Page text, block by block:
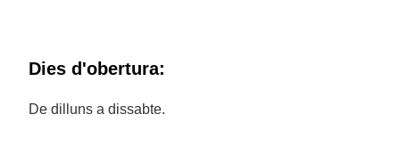
Dies d'obertura:
De dilluns a dissabte.